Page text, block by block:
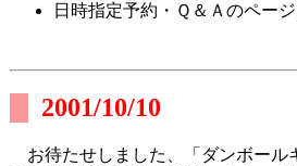
日時指定予約・Ｑ＆Ａのペー
2001/10/10
お待たせしました、「ダンボール